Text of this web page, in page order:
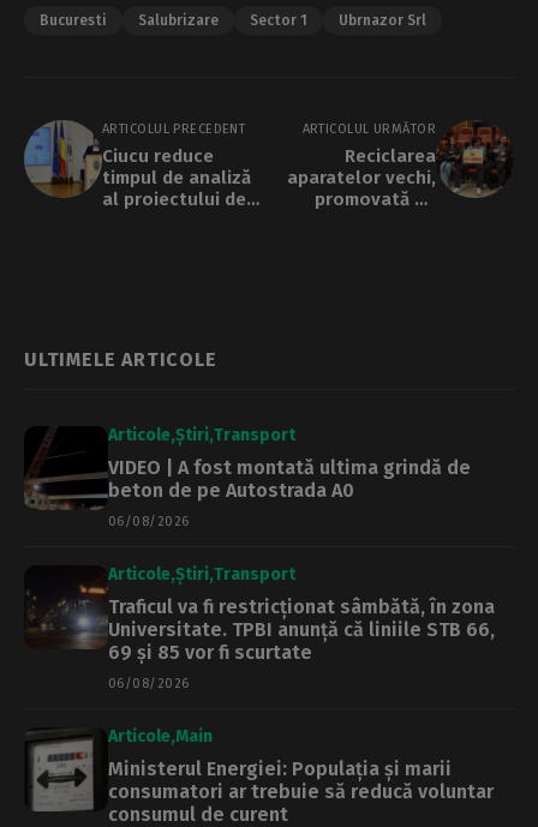
Bucuresti Salubrizare Sector 1 Ubrnazor Srl
ARTICOLUL PRECEDENT
Ciucu reduce
timpul de analiză
al proiectului de
ARTICOLUL URMĂTOR
Reciclarea
aparatelor vechi,
promovată pe
ULTIMELE ARTICOLE
Articole Știri Transport
VIDEO | A fost montată ultima grindă de
beton de pe Autostrada A0
06/08/2026
Articole Știri Transport
Traficul va fi restricționat sâmbătă, în zona
Universitate. TPBI anunță că liniile STB 66,
69 și 85 vor fi scurtate
06/08/2026
Articole Main
Ministerul Energiei: Populația și marii
consumatori ar trebuie să reducă voluntar
consumul de curent